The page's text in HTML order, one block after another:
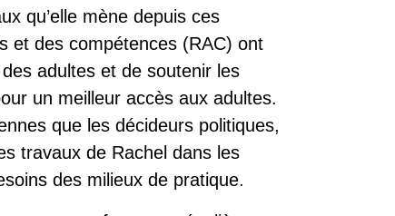
qu’elle mène depuis ces
et des compétences (RAC) ont
adultes et de soutenir les
un meilleur accès aux adultes.
que les décideurs politiques,
travaux de Rachel dans les
des milieux de pratique.